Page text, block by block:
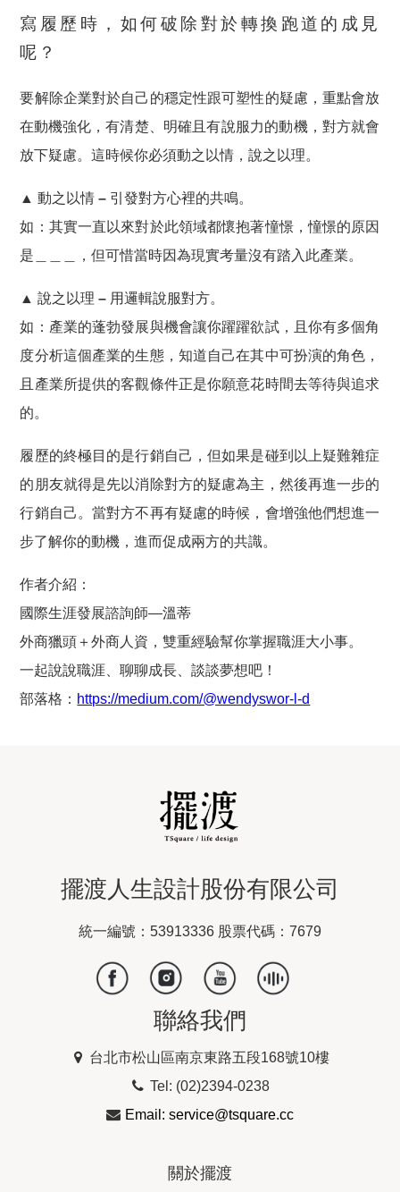
寫履歷時，如何破除對於轉換跑道的成見
呢？
要解除企業對於自己的穩定性跟可塑性的疑慮，重點會放
在動機強化 ，有清楚、明確且有說服力的動機，對方就會
放下疑慮。這時候你必須動之以情，說之以理。
▲動之以情 – 引發對方心裡的共鳴。
如：其實一直以來對於此領域都懷抱著憧憬，憧憬的原因
是＿＿＿，但可惜當時因為現實考量沒有踏入此產業。
▲說之以理 – 用邏輯說服對方。
如：產業的蓬勃發展與機會讓你躍躍欲試，且你有多個角
度分析這個產業的生態，知道自己在其中可扮演的角色，
且產業所提供的客觀條件正是你願意花時間去等待與追求
的。
履歷的終極目的是行銷自己，但如果是碰到以上疑難雜症
的朋友就得是先以消除對方的疑慮為主，然後再進一步的
行銷自己。當對方不再有疑慮的時候，會增強他們想進一
步了解你的動機，進而促成兩方的共識。
作者介紹 ：
國際生涯發展諮詢師—溫蒂
外商獵頭＋外商人資，雙重經驗幫你掌握職涯大小事。
一起說說職涯、聊聊成長、談談夢想吧！
部落格： https://medium.com/@wendyswor-l-d
擺渡人生設計股份有限公司
統一編號：53913336 股票代碼：7679
聯絡我們
台北市松山區南京東路五段168號10樓
Tel: (02)2394-0238
Email: service@tsquare.cc
關於擺渡